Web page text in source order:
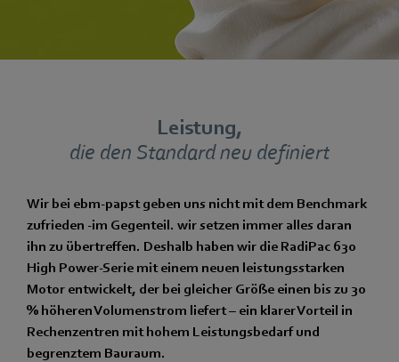
Leistung,
die den Standard neu definiert
Wir bei ebm‑papst geben uns nicht mit dem Benchmark
zufrieden -im Gegenteil. wir setzen immer alles daran
ihn zu übertreffen. Deshalb haben wir die RadiPac 630
High Power-Serie mit einem neuen leistungsstarken
Motor entwickelt, der bei gleicher Größe einen bis zu 30
% höheren Volumenstrom liefert – ein klarer Vorteil in
Rechenzentren mit hohem Leistungsbedarf und
begrenztem Bauraum.